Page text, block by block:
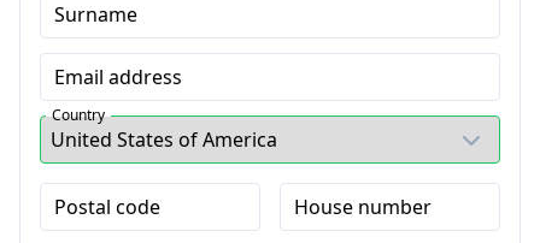
Surname
Email address
Country
Postal code House number